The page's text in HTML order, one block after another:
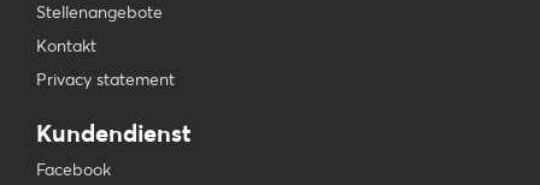
Stellenangebote
Kontakt
Privacy statement
Kundendienst
Facebook